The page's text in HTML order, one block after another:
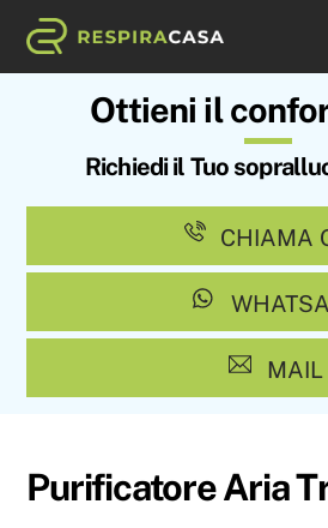
Skip
Ottieni il
Richiedi il Tuo
CHIAMA
MAIL
Purificatore Aria